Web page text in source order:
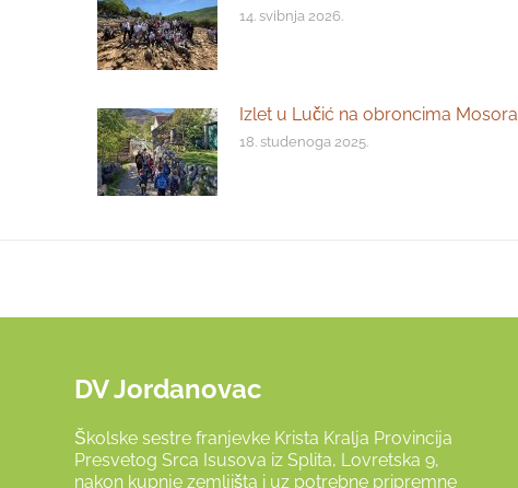
14. svibnja 2026.
Izlet u Lučić na obroncima Mosora
18. studenoga 2025.
DV Jordanovac
Školske sestre franjevke Krista Kralja Provincija
Presvetog Srca Isusova iz Splita, Lovretska 9,
nakon kupnje zemljišta i uz potrebne pripremne